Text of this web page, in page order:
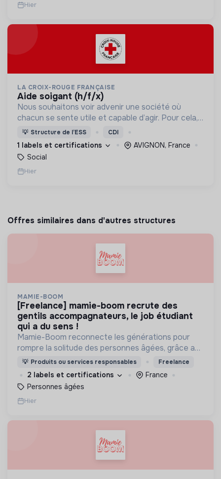
Hier
LA CROIX-ROUGE FRANÇAISE
aide soigant (h/f/x)
Nous souhaitons voir advenir une société où
chacun se sente utile et capable d’agir. Pour cela,
nous proposons des moyens et des lieux
d’engagement innovants et adaptés à tous.
💡 Structure de l’ESS CDI
1 labels et certifications
AVIGNON, France
Social
Hier
Offres similaires dans d'autres structures
MAMIE-BOOM
[freelance] mamie-boom recrute des
gentils accompagnateurs, le job étudiant
qui a du sens !
Mamie-Boom reconnecte les générations pour
rompre la solitude des personnes âgées, grâce aux
visites d'étudiants chaque semaine.
💡 Produits ou services responsables Freelance
2 labels et certifications
France
Personnes âgées
Hier